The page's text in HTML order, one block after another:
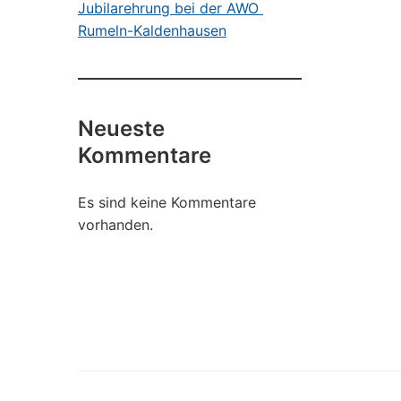
Jubilarehrung bei der AWO
Rumeln-Kaldenhausen
Neueste
Kommentare
Es sind keine Kommentare
vorhanden.